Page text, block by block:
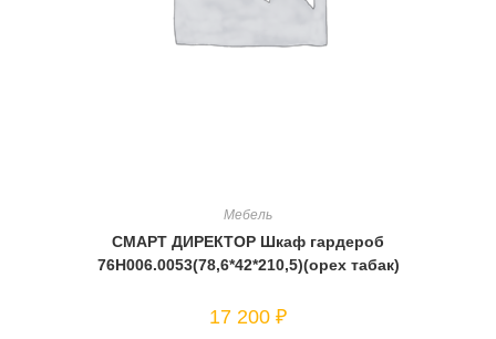
Мебель
СМАРТ ДИРЕКТОР Шкаф гардероб
76Н006.0053(78,6*42*210,5)(орех табак)
17 200 ₽